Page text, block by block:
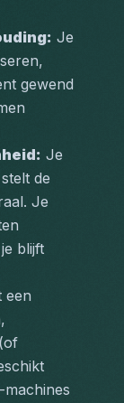
Je
gewend
Je
de
Je
blijft
een